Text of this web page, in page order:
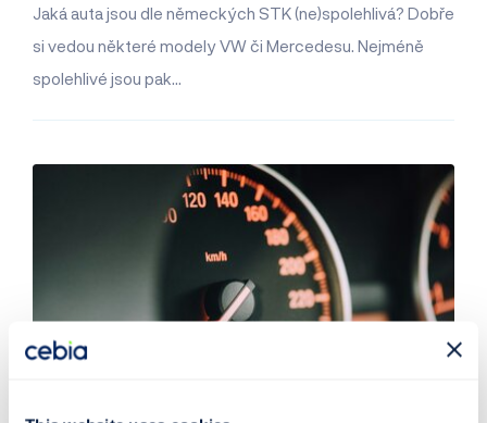
Jaká auta jsou dle německých STK (ne)spolehlivá? Dobře
si vedou některé modely VW či Mercedesu. Nejméně
spolehlivé jsou pak…